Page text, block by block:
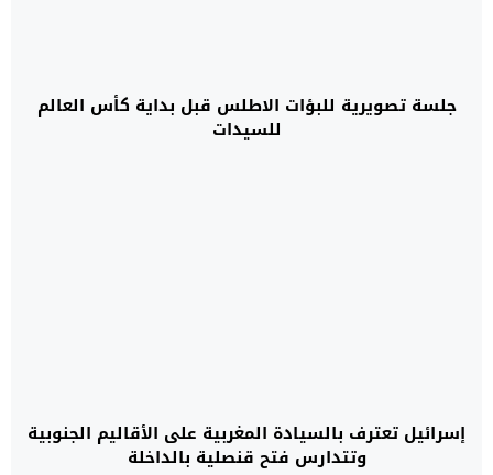
جلسة تصويرية للبؤات الاطلس قبل بداية كأس العالم
للسيدات
إسرائيل تعترف بالسيادة المغربية على الأقاليم الجنوبية
وتتدارس فتح قنصلية بالداخلة